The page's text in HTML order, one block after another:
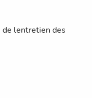
lentretien des